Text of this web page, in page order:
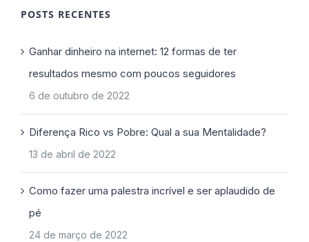
POSTS RECENTES
Ganhar dinheiro na internet: 12 formas de ter
resultados mesmo com poucos seguidores
6 de outubro de 2022
Diferença Rico vs Pobre: Qual a sua Mentalidade?
13 de abril de 2022
Como fazer uma palestra incrível e ser aplaudido de
pé
24 de março de 2022